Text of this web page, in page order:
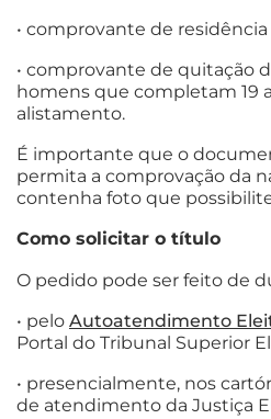
• comprovante de
• comprovante de quitação
homens que completam 19
alistamento.
É importante que o
permita a comprovação da
contenha foto que
Como solicitar o título
O pedido pode ser feito de
• pelo Autoatendimento
Portal do Tribunal Superior
• presencialmente, nos
de atendimento da Justiça